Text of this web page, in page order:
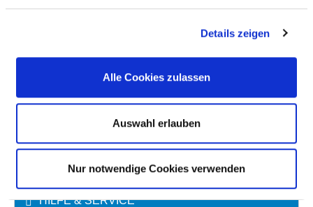
Details zeigen
Alle Cookies zulassen
Auswahl erlauben
Nur notwendige Cookies verwenden
Zwei-Bett-Zimmer mit eigener Nasszelle
HILFE & SERVICE